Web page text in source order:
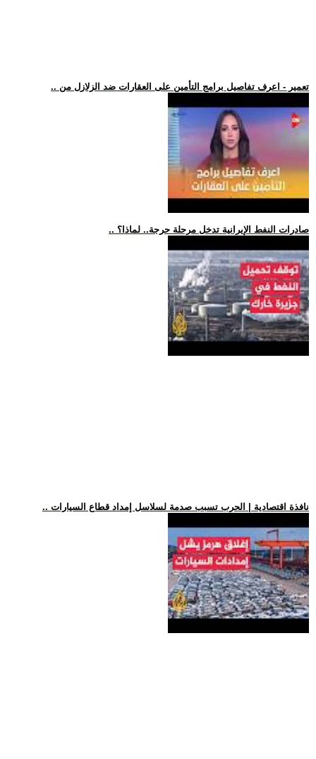
.. تعمير - اعرف تفاصيل برامج التأمين على العقارات ضد الزلازل من
.. صادرات النفط الإيرانية تدخل مرحلة حرجة.. لماذا؟
.. نافذة اقتصادية | الحرب تسبب صدمة لسلاسل إمداد قطاع السيارات